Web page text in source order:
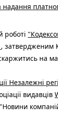
роботі
, затвердженим
на
Незалежні
видавців